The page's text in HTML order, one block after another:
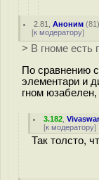
2.81 ,Аноним (81
[к модератору]
> В гноме есть
По сравнению
элементари и
гном юзабелен,
3.182 ,
[к модератору]
Так толсто,